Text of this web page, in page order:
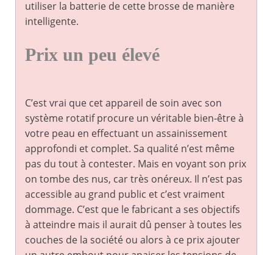
utiliser la batterie de cette brosse de manière
intelligente.
Prix un peu élevé
C’est vrai que cet appareil de soin avec son
système rotatif procure un véritable bien-être à
votre peau en effectuant un assainissement
approfondi et complet. Sa qualité n’est même
pas du tout à contester. Mais en voyant son prix
on tombe des nus, car très onéreux. Il n’est pas
accessible au grand public et c’est vraiment
dommage. C’est que le fabricant a ses objectifs
à atteindre mais il aurait dû penser à toutes les
couches de la société ou alors à ce prix ajouter